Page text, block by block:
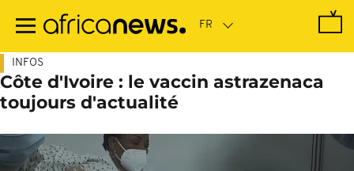
contenu
INFOS
Côte d'Ivoire : le vaccin astrazenaca
toujours d'actualité